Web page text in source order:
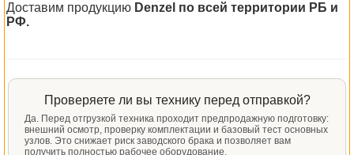
Доставим продукцию Denzel по всей территории РБ и
РФ.
Проверяете ли вы технику перед отправкой?
Да. Перед отгрузкой техника проходит предпродажную подготовку:
внешний осмотр, проверку комплектации и базовый тест основных
узлов. Это снижает риск заводского брака и позволяет вам
получить полностью рабочее оборудование.